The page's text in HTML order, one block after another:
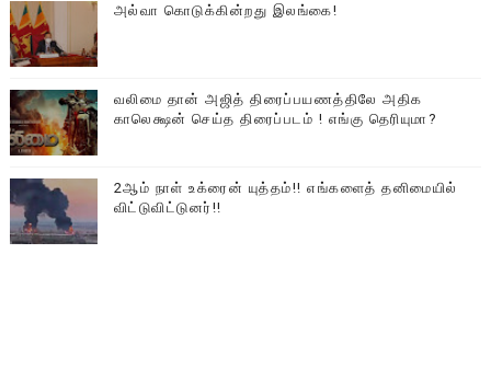
அல்வா கொடுக்கின்றது இலங்கை!
வலிமை தான் அஜித் திரைப்பயணத்திலே அதிக
காலெக்ஷன் செய்த திரைப்படம் ! எங்கு தெரியுமா?
2ஆம் நாள் உக்ரைன் யுத்தம்!! எங்களைத் தனிமையில்
விட்டுவிட்டுனர்!!